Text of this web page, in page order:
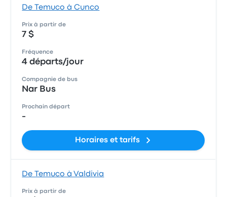
De Temuco à Cunco
Prix à partir de
7 $
Fréquence
4 départs/jour
Compagnie de bus
Nar Bus
Prochain départ
-
Horaires et tarifs
De Temuco à Valdivia
Prix à partir de